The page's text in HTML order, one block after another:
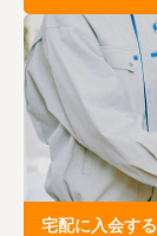
宅配に入会する